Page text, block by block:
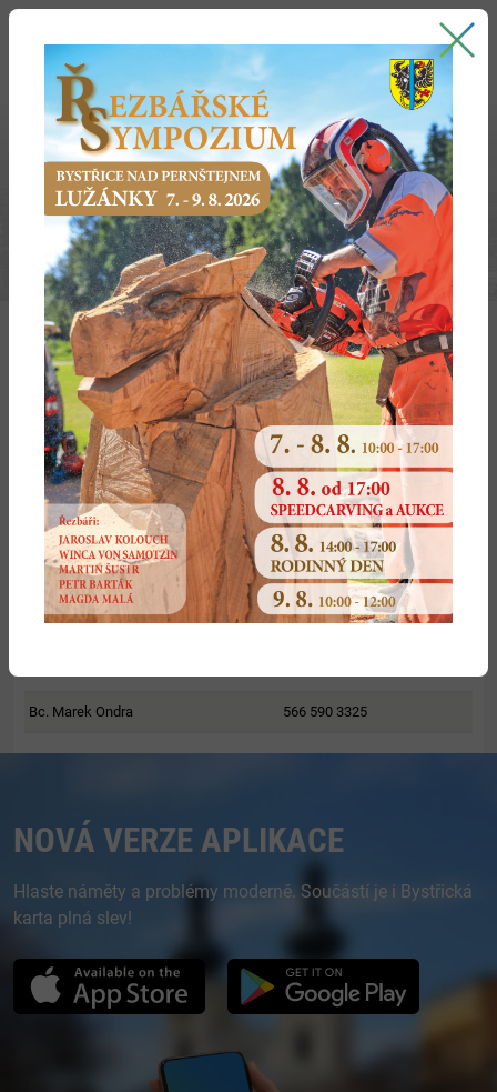
VYJÁDŘENÍ K VEDENÍ TRASY PŘES
ZEMĚDĚLSKÉ POZEMKY
Vyjádření k návrhu trasy je vydáváno pro nadzemní
a podzemní vedení technické infrastruktury, pozemní
komunikace, celostátní dráhy, a pod. v případě, že trasa
je navrhována přes zemědělský půdní fond mimo trasu
schválenou ÚP.
Co k tomu potřebuji?
podat vyplněnou žádost o vyjádření
zákres trasy v katastrální mapě
údaje o hydrologických a odtokových poměrech
údaje o sítích zemědělských účelových komunikací
a polních cest
údaje o technickém řešení stavby
Osoby
Bc. Marek Ondra 566 590 3325
NOVÁ VERZE APLIKACE
Hlaste náměty a problémy moderně. Součástí je i Bystřická
karta plná slev!